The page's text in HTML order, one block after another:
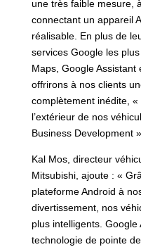
une très faible mesure,
connectant un appareil
réalisable. En plus de
services Google les
Maps, Google
offrirons à nos clients
complètement inédite,
l’extérieur de nos
Business Development
Kal Mos, directeur
Mitsubishi, ajoute : «
plateforme Android à
divertissement, nos
plus intelligents. Google
technologie de pointe